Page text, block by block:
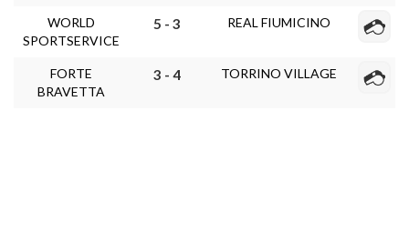
WORLD
SPORTSERVICE
5 - 3 REAL FIUMICINO
FORTE
BRAVETTA
3 - 4 TORRINO VILLAGE